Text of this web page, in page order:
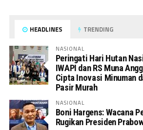
HEADLINES TRENDING
NASIONAL
Peringati Hari Hutan
IWAPI dan RS Muna
Cipta Inovasi Minuman
Pasir Murah
NASIONAL
Boni Hargens: Wacana
Rugikan Presiden